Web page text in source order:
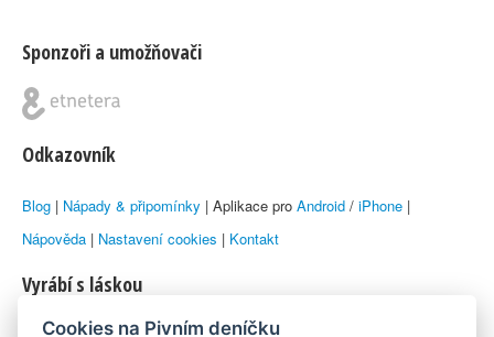
Sponzoři a umožňovači
Odkazovník
Blog | Nápady & připomínky | Aplikace pro Android / iPhone |
Nápověda | Nastavení cookies | Kontakt
Vyrábí s láskou
Cookies na Pivním deníčku